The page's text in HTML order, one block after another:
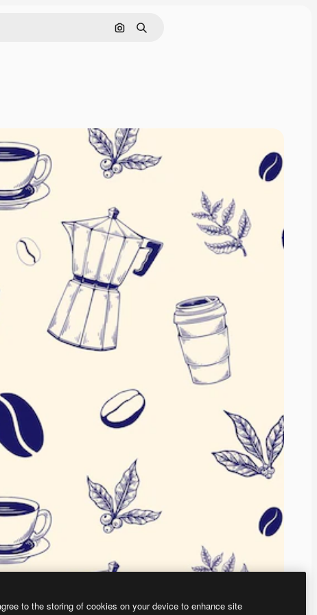
Поиск по изображению
Поиск
to the storing of cookies on your device to enhance site